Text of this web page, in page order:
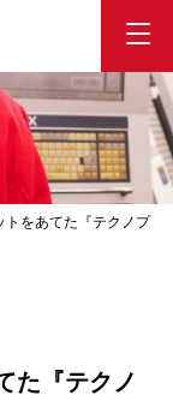
トをあてた『テクノプ
た『テクノ